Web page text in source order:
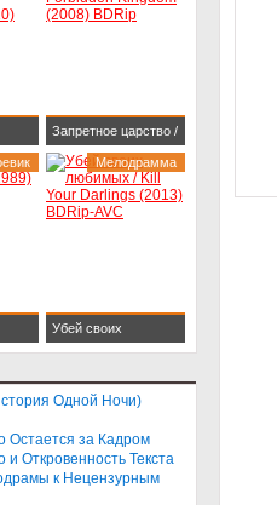
Запретное царство /
The Forbidden
Kingdom (2008)
Убей своих
Darlings (2013)
Мелодрамма
Одной Ночи)
Остается за Кадром
Откровенность Текста
к Нецензурным